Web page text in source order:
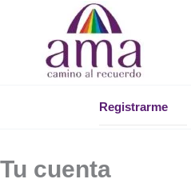
contenido
Registrarme
Tu cuenta